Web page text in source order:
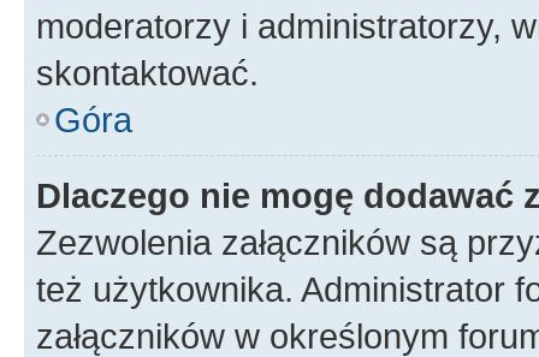
moderatorzy i administratorzy,
skontaktować.
Góra
Dlaczego nie mogę dodawać
Zezwolenia załączników są
też użytkownika. Administrator
załączników w określonym